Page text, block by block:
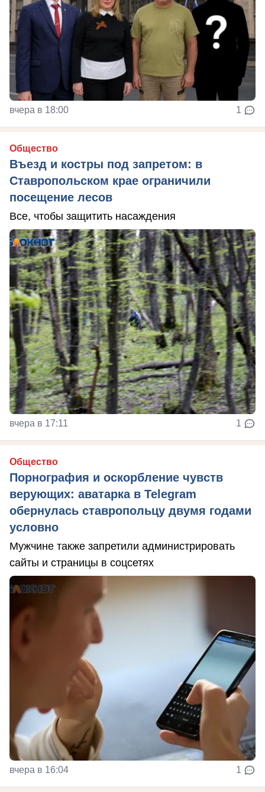
вчера в 18:00 1
Общество
Въезд и костры под запретом: в
Ставропольском крае ограничили
посещение лесов
Все, чтобы защитить насаждения
вчера в 17:11 1
Общество
Порнография и оскорбление чувств
верующих: аватарка в Telegram
обернулась ставропольцу двумя годами
условно
Мужчине также запретили администрировать
сайты и страницы в соцсетях
вчера в 16:04 1